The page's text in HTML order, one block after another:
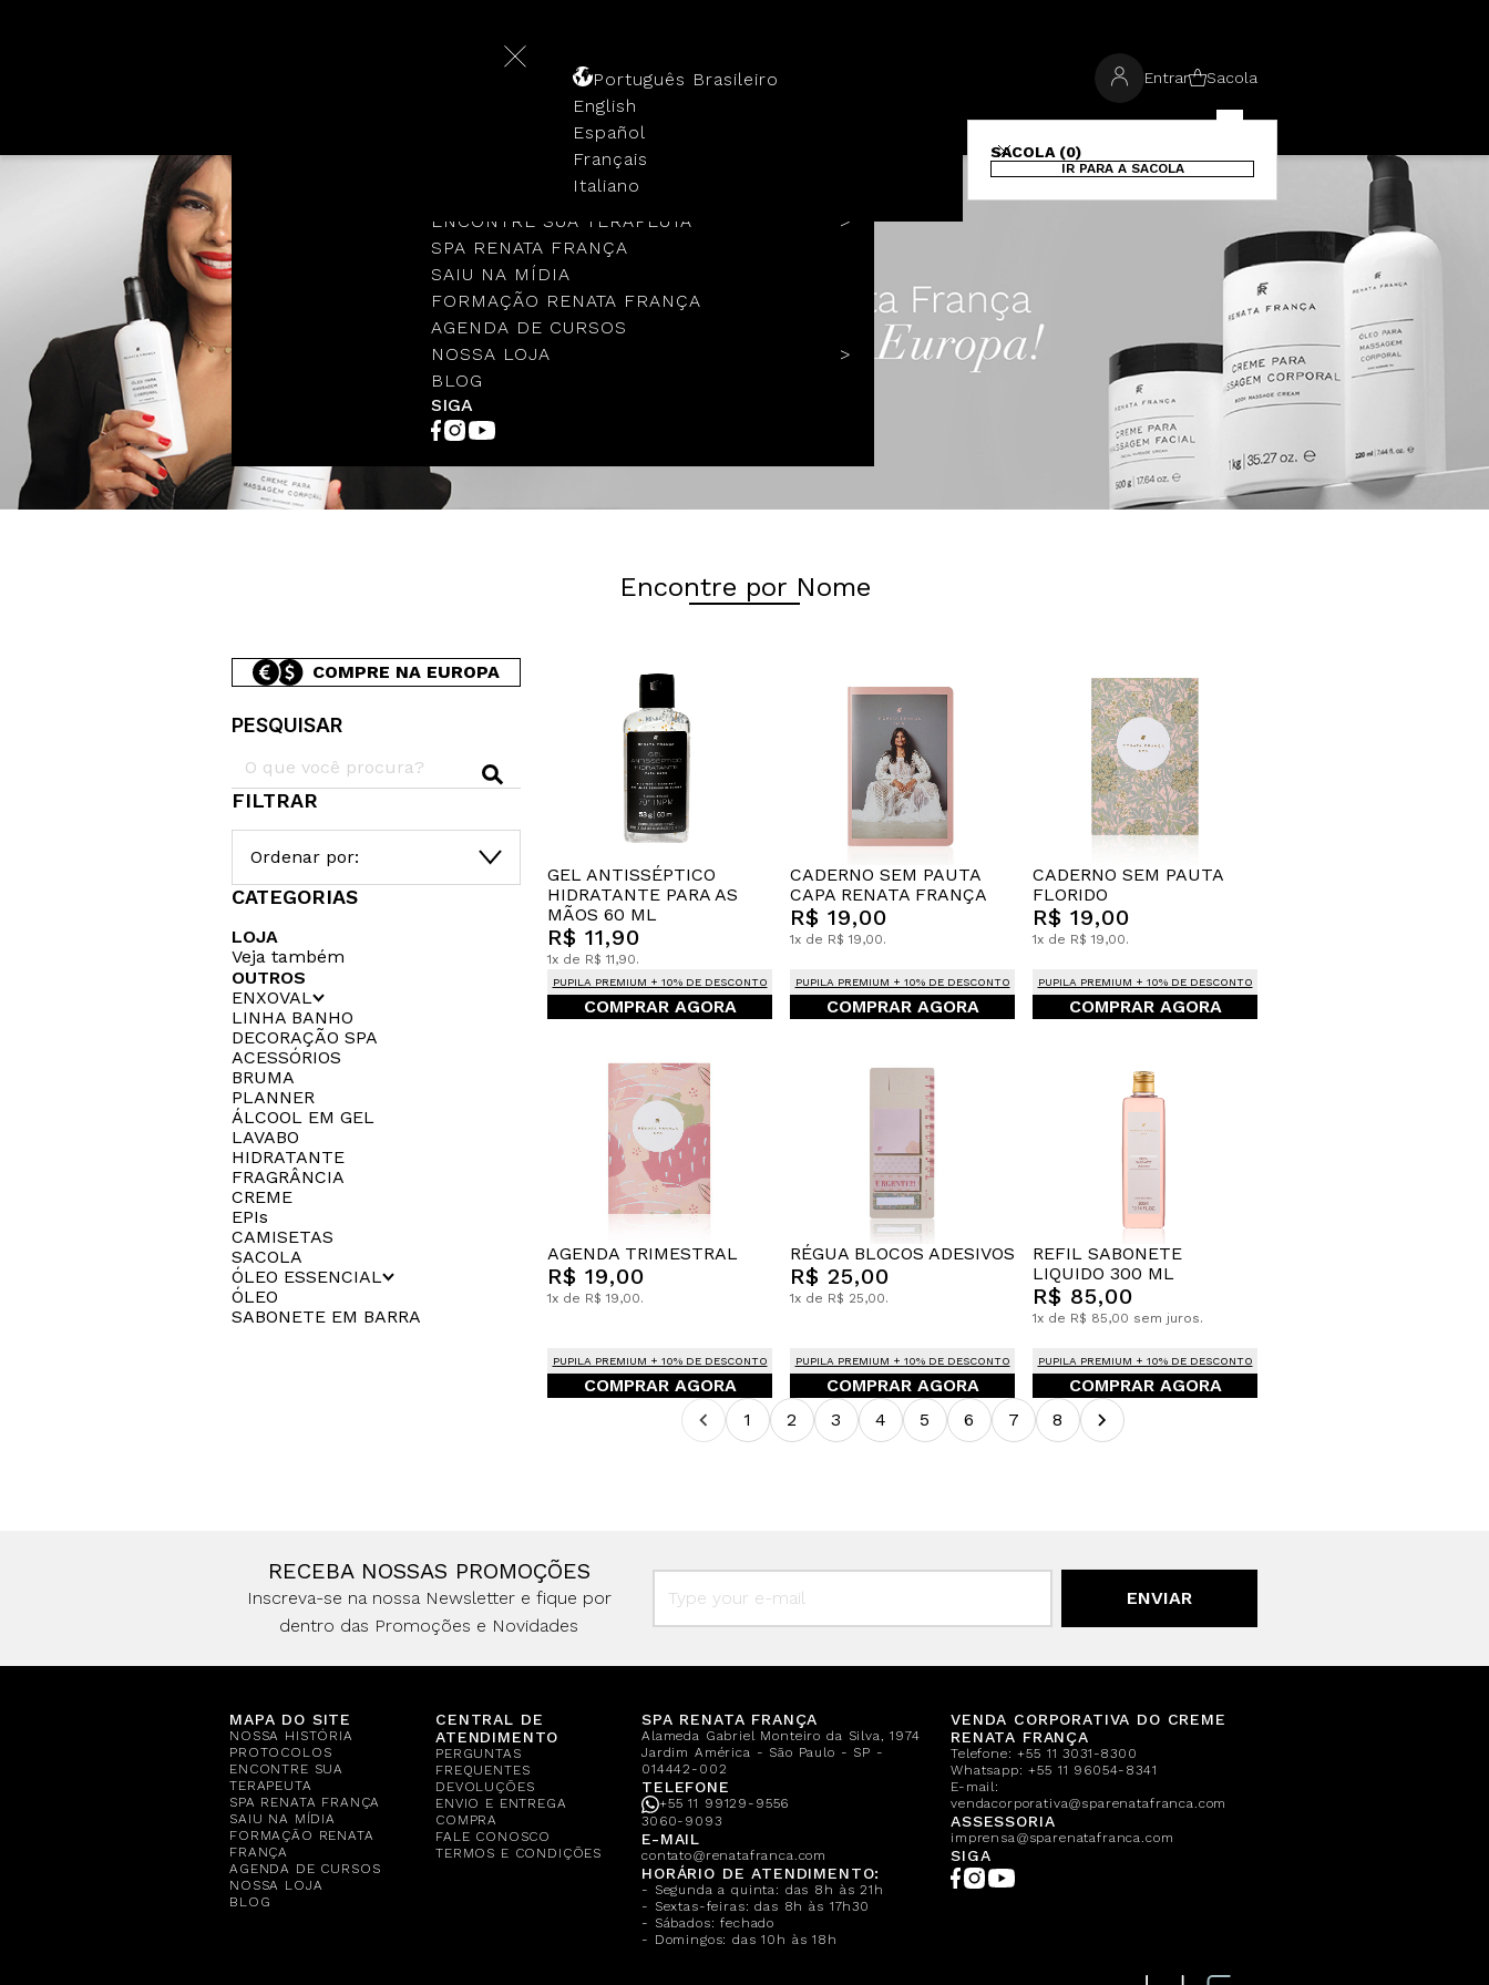
NOSSA HISTÓRIA
ENCONTRE SUA TERAPEUTA
SPA RENATA FRANÇA
SAIU NA MÍDIA
FORMAÇÃO RENATA FRANÇA
AGENDA DE CURSOS
NOSSA LOJA
BLOG
SIGA
Português Brasileiro
English
Español
Français
Italiano
Entrar Sacola
SACOLA (0)
IR PARA A SACOLA
Encontre por Nome
COMPRE NA EUROPA
PESQUISAR
FILTRAR
Ordenar por:
CATEGORIAS
LOJA
Veja também
OUTROS
ENXOVAL
LINHA BANHO
DECORAÇÃO SPA
ACESSÓRIOS
BRUMA
PLANNER
ÁLCOOL EM GEL
LAVABO
HIDRATANTE
FRAGRÂNCIA
CREME
EPIs
CAMISETAS
SACOLA
ÓLEO ESSENCIAL
ÓLEO
SABONETE EM BARRA
GEL ANTISSÉPTICO
HIDRATANTE PARA AS
MÃOS 60 ML
R$ 11,90
1x de R$ 11,90.
PUPILA PREMIUM + 10% DE DESCONTO
COMPRAR AGORA
CADERNO SEM PAUTA
CAPA RENATA FRANÇA
R$ 19,00
1x de R$ 19,00.
PUPILA PREMIUM + 10% DE DESCONTO
COMPRAR AGORA
CADERNO SEM PAUTA
FLORIDO
R$ 19,00
1x de R$ 19,00.
PUPILA PREMIUM + 10% DE DESCONTO
COMPRAR AGORA
AGENDA TRIMESTRAL
R$ 19,00
1x de R$ 19,00.
PUPILA PREMIUM + 10% DE DESCONTO
COMPRAR AGORA
RÉGUA BLOCOS ADESIVOS
R$ 25,00
1x de R$ 25,00.
PUPILA PREMIUM + 10% DE DESCONTO
COMPRAR AGORA
REFIL SABONETE
LIQUIDO 300 ML
R$ 85,00
1x de R$ 85,00 sem juros.
PUPILA PREMIUM + 10% DE DESCONTO
COMPRAR AGORA
1
2 3 4 5 6 7 8
RECEBA NOSSAS PROMOÇÕES
Inscreva-se na nossa Newsletter e fique por
dentro das Promoções e Novidades
ENVIAR
MAPA DO SITE
NOSSA HISTÓRIA
PROTOCOLOS
ENCONTRE SUA
TERAPEUTA
SPA RENATA FRANÇA
SAIU NA MÍDIA
FORMAÇÃO RENATA
FRANÇA
AGENDA DE CURSOS
NOSSA LOJA
BLOG
CENTRAL DE
ATENDIMENTO
PERGUNTAS
FREQUENTES
DEVOLUÇÕES
ENVIO E ENTREGA
COMPRA
FALE CONOSCO
TERMOS E CONDIÇÕES
SPA RENATA FRANÇA
Alameda Gabriel Monteiro da Silva, 1974
Jardim América - São Paulo - SP -
014442-002
TELEFONE
+55 11 99129-9556
3060-9093
E-MAIL
contato@renatafranca.com
HORÁRIO DE ATENDIMENTO:
- Segunda a quinta: das 8h às 21h
- Sextas-feiras: das 8h às 17h30
- Sábados: fechado
- Domingos: das 10h às 18h
VENDA CORPORATIVA DO CREME
RENATA FRANÇA
Telefone:+55 11 3031-8300
Whatsapp:+55 11 96054-8341
E-mail:
vendacorporativa@sparenatafranca.com
ASSESSORIA
imprensa@sparenatafranca.com
SIGA